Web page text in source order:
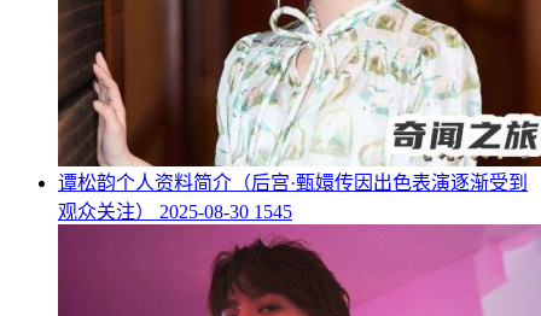
​谭松韵个人资料简介（后宫·甄嬛传因出色表演逐渐受到
观众关注）
2025-08-30 1545